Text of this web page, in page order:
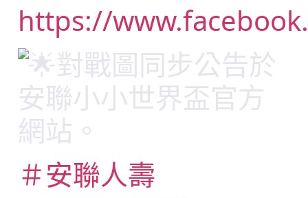
https://
對戰圖同步公告於
安聯小小世界盃官方
網站。
＃安聯人壽